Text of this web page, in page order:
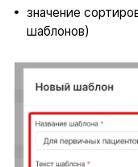
значение
шаблонов)